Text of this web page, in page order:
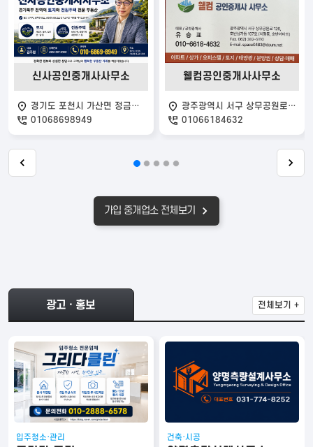
신사공인중개사사무소
경기도 포천시 가산면 정금로 204
01068698949
웰컴공인중개사사무소
광주광역시 서구 상무공원로 126
01066184632
가입 중개업소 전체보기
광고ㆍ홍보 전체보기 +
입주청소·관리 건축·시공